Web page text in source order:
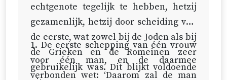
echtgenote tegelijk te hebben, hetzij
gezamenlijk, hetzij door scheiding van
de eerste, wat zowel bij de Joden als bij
de Grieken en de Romeinen zeer
gebruikelijk was. Dit blijkt voldoende
1. De eerste schepping van één vrouw
voor één man, en de daarmee
verbonden wet: ‘Daarom zal de man